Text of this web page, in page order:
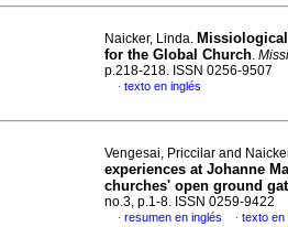
Naicker, Linda.
for the Global Church.
p.218-218. ISSN 0256-9507
· texto en inglés
Vengesai, Priccilar and
experiences at Johanne
churches' open ground
no.3, p.1-8. ISSN 0259-9422
· resumen en inglés · texto en